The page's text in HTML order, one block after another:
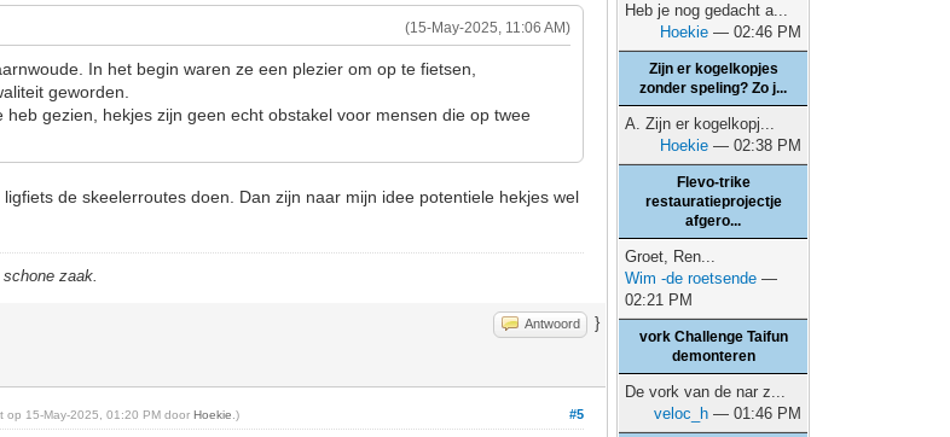
(15-May-2025, 11:06 AM)
In het begin waren ze een plezier om op te fietsen,
geworden.
gezien, hekjes zijn geen echt obstakel voor mensen die op twee
de skeelerroutes doen. Dan zijn naar mijn idee potentiele hekjes wel
zaak.
Antwoord }
#5
op 15-May-2025, 01:20 PM doorHoekie .)
Heb je nog gedacht a...
Hoekie — 02:46 PM
Zijn er kogelkopjes
zonder speling? Zo j...
A. Zijn er kogelkopj...
Hoekie — 02:38 PM
Flevo-trike
restauratieprojectje
afgero...
Groet, Ren...
Wim -de roetsende —
02:21 PM
vork Challenge Taifun
demonteren
De vork van de nar z...
veloc_h — 01:46 PM